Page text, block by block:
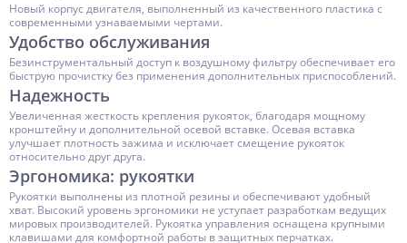
Новый корпус двигателя, выполненный из качественного пластика с
современными узнаваемыми чертами.
Удобство обслуживания
Безинструментальный доступ к воздушному фильтру обеспечивает его
быструю прочистку без применения дополнительных приспособлений.
Надежность
Увеличенная жесткость крепления рукояток, благодаря мощному
кронштейну и дополнительной осевой вставке. Осевая вставка
улучшает плотность зажима и исключает смещение рукояток
относительно друг друга.
Эргономика: рукоятки
Рукоятки выполнены из плотной резины и обеспечивают удобный
хват. Высокий уровень эргономики не уступает разработкам ведущих
мировых производителей. Рукоятка управления оснащена крупными
клавишами для комфортной работы в защитных перчатках.